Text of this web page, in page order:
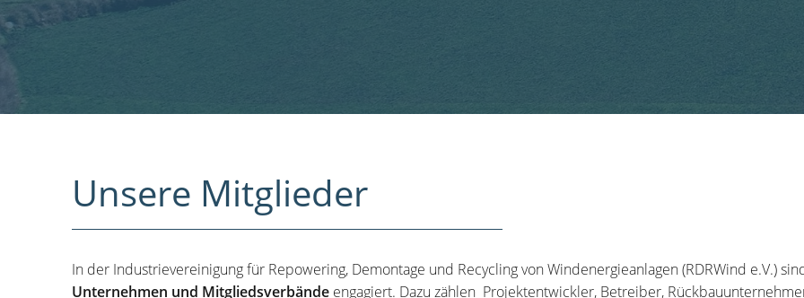
Unsere Mitglieder
In der Industrievereinigung für Repowering, Demontage und Recycling von Windenergieanlagen (RDRWind e.V.)
Unternehmen und Mitgliedsverbände engagiert. Dazu zählen Projektentwickler, Betreiber,